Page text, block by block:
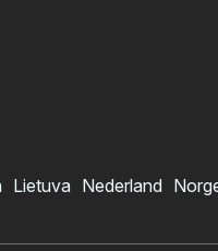
Lietuva Nederland